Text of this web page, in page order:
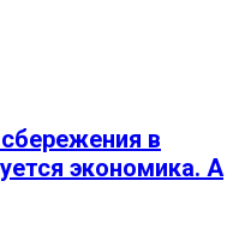
в
экономика. А